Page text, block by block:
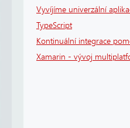
Vyvíjíme univerzální
TypeScript
Kontinuální integrace
Xamarin - vývoj